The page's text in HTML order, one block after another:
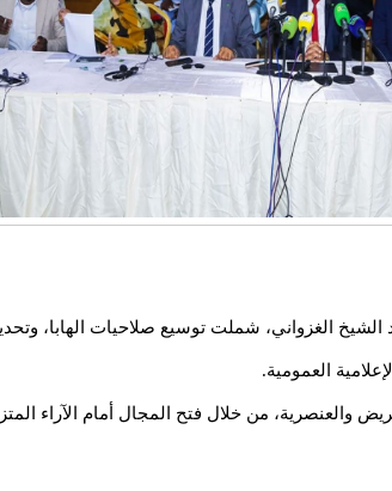
الغزواني، شملت توسيع صلاحيات الهابا،
العمومية.
والعنصرية، من خلال فتح المجال أمام الآراء